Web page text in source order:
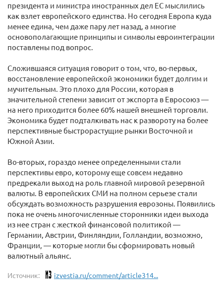
президента и министра иностранных дел ЕС мыслились
как взлет европейского единства. Но сегодня Европа куда
менее едина, чем даже пару лет назад, а многие
основополагающие принципы и символы евроинтеграции
поставлены под вопрос.
Сложившаяся ситуация говорит о том, что, во-первых,
восстановление европейской экономики будет долгим и
мучительным. Это плохо для России, которая в
значительной степени зависит от экспорта в Евросоюз —
на него приходится более 60% нашей внешней торговли.
Экономика будет подталкивать нас к развороту на более
перспективные быстрорастущие рынки Восточной и
Южной Азии.
Во-вторых, гораздо менее определенными стали
перспективы евро, которому еще совсем недавно
предрекали выход на роль главной мировой резервной
валюты. В европейских СМИ на полном серьезе стали
обсуждать возможность разрушения еврозоны. Появились
пока не очень многочисленные сторонники идеи выхода
из нее стран с жесткой финансовой политикой —
Германии, Австрии, Финляндии, Голландии, возможно,
Франции, — которые могли бы сформировать новый
валютный альянс.
Источник: izvestia.ru/comment/article314...